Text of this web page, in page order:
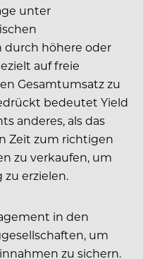
unter
durch höhere oder
auf freie
Gesamtumsatz zu
bedeutet Yield
anderes, als das
Zeit zum richtigen
zu verkaufen, um
erzielen.
in den
um
zu sichern.